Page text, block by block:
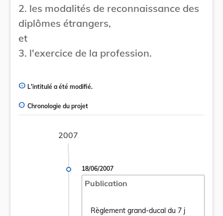
2. les modalités de reconnaissance des
diplômes étrangers,
et
3. l'exercice de la profession.
L'intitulé a été modifié.
Chronologie du projet
2007
18/06/2007
Publication
Règlement grand-ducal du 7 j